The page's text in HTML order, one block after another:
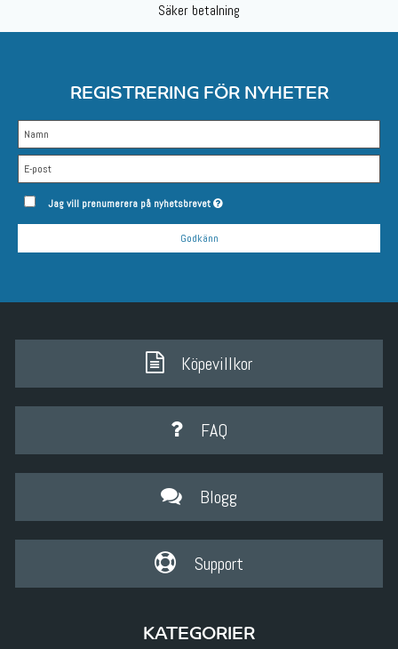
Säker betalning
REGISTRERING FÖR NYHETER
Jag vill prenumerera på nyhetsbrevet
Godkänn
Köpevillkor
FAQ
Blogg
Support
KATEGORIER